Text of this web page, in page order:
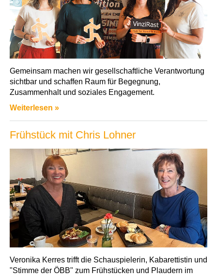
Gemeinsam machen wir gesellschaftliche Verantwortung
sichtbar und schaffen Raum für Begegnung,
Zusammenhalt und soziales Engagement.
Weiterlesen »
Frühstück mit Chris Lohner
Veronika Kerres trifft die Schauspielerin, Kabarettistin und
"Stimme der ÖBB" zum Frühstücken und Plaudern im